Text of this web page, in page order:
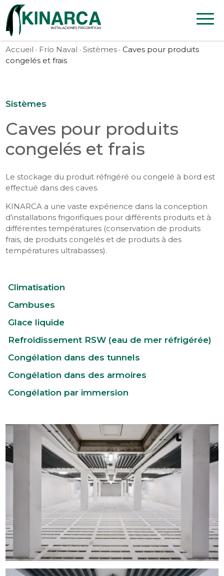
Skip to content
Accueil · Frío Naval ·Sistèmes · Caves pour produits
congelés et frais
Sistèmes
Caves pour produits
congelés et frais
Le stockage du produit réfrigéré ou congelé à bord est
effectué dans des caves.
KINARCA a une vaste expérience dans la conception
d’installations frigorifiques pour différents produits et à
différentes températures (conservation de produits
frais, de produits congelés et de produits à des
températures ultrabasses).
Climatisation
Cambuses
Glace liquide
Refroidissement RSW (eau de mer réfrigérée)
Congélation dans des tunnels
Congélation dans des armoires
Congélation par immersion